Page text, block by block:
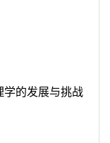
学的发展与挑战